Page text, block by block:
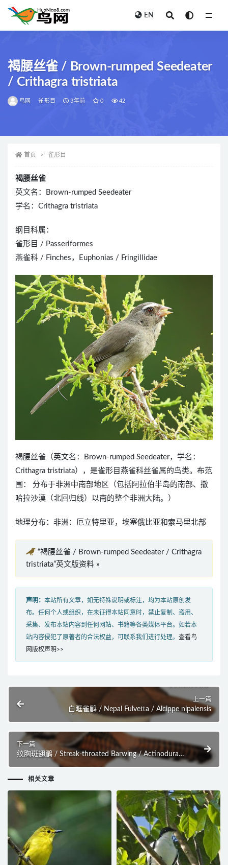
EN
褐腰丝雀 / Brown-rumped Seedeater
/ Crithagra tristriata
鸟网 雀形目 3年前 0 42
首页 雀形目
褐腰丝雀
英文名：Brown-rumped Seedeater
学名：Crithagra tristriata
纲目科属：
雀形目 / Passeriformes
燕雀科 / Finches，Euphonias / Fringillidae
褐腰丝雀（英文名：Brown-rumped Seedeater，学名：
Crithagra tristriata），是雀形目燕雀科丝雀属的鸟类。布范
围： 分布于非洲中南部地区（包括阿拉伯半岛的南部、撒
哈拉沙漠（北回归线）以南的整个非洲大陆。）
地理分布：非洲：厄立特里亚，埃塞俄比亚和索马里北部
“褐腰丝雀 / Brown-rumped Seedeater / Crithagra
tristriata”英文版资料 »
声明： 本站所有文章，如无特殊说明或标注，均为本站原创发
布。任何个人或组织，在未征得本站同意时，禁止复制、盗用、
采集、发布本站内容到任何网站、书籍等各类媒体平台。如若本
站内容侵犯了原著者的合法权益，可联系我们进行处理。 查看鸟
网版权声明>>
上一篇
白眶雀鹛 / Nepal Fulvetta / Alcippe nipalensis
下一篇
纹胸斑翅鹛 / Streak-throated Barwing / Actinodura
相关文章